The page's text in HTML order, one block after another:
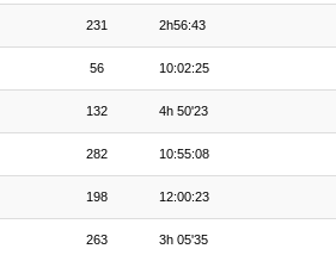
231 2h56:43
56 10:02:25
132 4h 50'23
282 10:55:08
198 12:00:23
263 3h 05'35